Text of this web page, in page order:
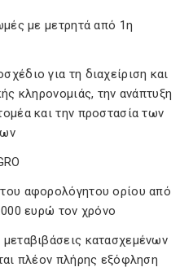
με μετρητά από 1η
για τη διαχείριση και
κληρονομιάς, την ανάπτυξη
και την προστασία των
αφορολόγητου ορίου από
ευρώ τον χρόνο
κατασχεμένων
πλέον πλήρης εξόφληση